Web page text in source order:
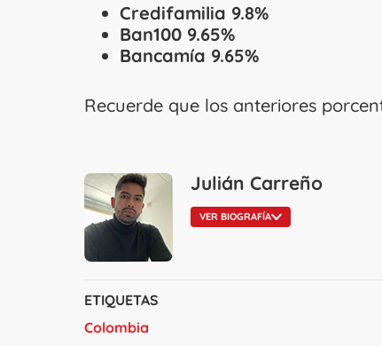
Credifamilia 9.8%
Ban100 9.65%
Bancamía 9.65%
Recuerde que los anteriores
Julián Carreño
VER BIOGRAFÍA
ETIQUETAS
Colombia